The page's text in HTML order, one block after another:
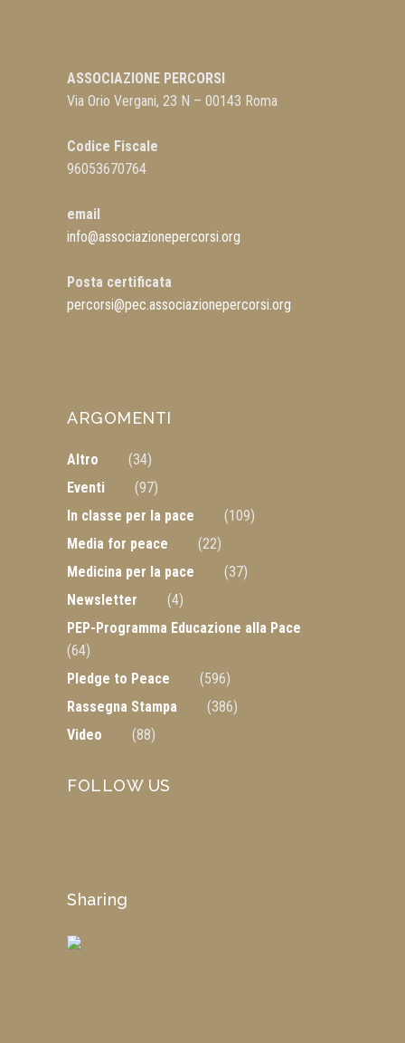
ASSOCIAZIONE PERCORSI
Via Orio Vergani, 23 N – 00143 Roma
Codice Fiscale
96053670764
email
info@associazionepercorsi.org
Posta certificata
percorsi@pec.associazionepercorsi.org
ARGOMENTI
Altro
(34)
Eventi
(97)
In classe per la pace
(109)
Media for peace
(22)
Medicina per la pace
(37)
Newsletter
(4)
PEP-Programma Educazione alla Pace
(64)
Pledge to Peace
(596)
Rassegna Stampa
(386)
Video
(88)
FOLLOW US
Sharing